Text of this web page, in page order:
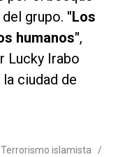
grupo. "Los
humanos",
Lucky Irabo
ciudad de
Terrorismo islamista
/